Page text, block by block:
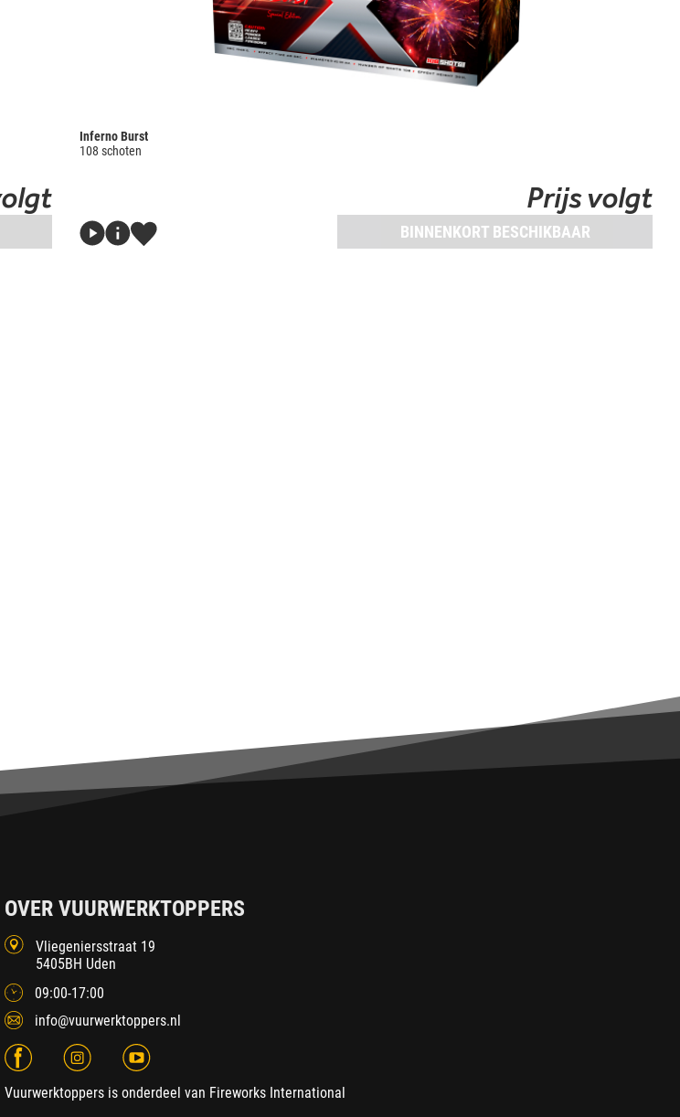
Inferno Burst
108 schoten
Prijs volgt
BINNENKORT BESCHIKBAAR
OVER VUURWERKTOPPERS
Vliegeniersstraat 19
5405BH Uden
09:00-17:00
info@vuurwerktoppers.nl
Vuurwerktoppers is onderdeel van Fireworks International